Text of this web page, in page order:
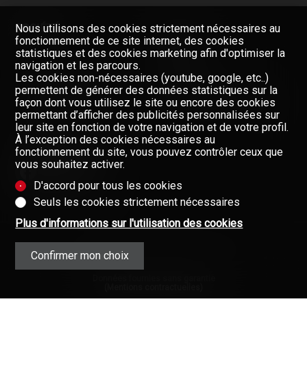
SOCIÉTÉ
NOS COURTIERS
À PROPOS DE NOUS
GAZETTE
FORMULAIRE DE CONTACT
Restez informés, enregistrez-
vous à notre newsletter
Newsletter
Nous utilisons des cookies strictement nécessaires au
fonctionnement de ce site internet, des cookies
statistiques et des cookies marketing afin d'optimiser la
navigation et les parcours.
Les cookies non-nécessaires (youtube, google, etc..)
permettent de générer des données statistiques sur la
façon dont vous utilisez le site ou encore des cookies
permettant d’afficher des publicités personnalisées sur
leur site en fonction de votre navigation et de votre profil.
À l’exception des cookies nécessaires au
fonctionnement du site, vous pouvez contrôler ceux que
vous souhaitez activer.
D'accord pour tous les cookies
Seuls les cookies strictement nécessaires
Plus d'informations sur l'utilisation des cookies
Confirmer mon choix